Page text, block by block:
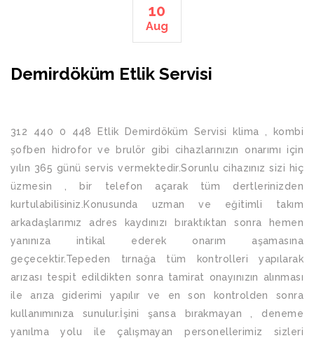
10
Aug
Demirdöküm Etlik Servisi
312 440 0 448 Etlik Demirdöküm Servisi klima , kombi
şofben hidrofor ve brulör gibi cihazlarınızın onarımı için
yılın 365 günü servis vermektedir.Sorunlu cihazınız sizi hiç
üzmesin , bir telefon açarak tüm dertlerinizden
kurtulabilisiniz.Konusunda uzman ve eğitimli takım
arkadaşlarımız adres kaydınızı bıraktıktan sonra hemen
yanınıza intikal ederek onarım aşamasına
geçecektir.Tepeden tırnağa tüm kontrolleri yapılarak
arızası tespit edildikten sonra tamirat onayınızın alınması
ile arıza giderimi yapılır ve en son kontrolden sonra
kullanımınıza sunulur.İşini şansa bırakmayan , deneme
yanılma yolu ile çalışmayan personellerimiz sizleri